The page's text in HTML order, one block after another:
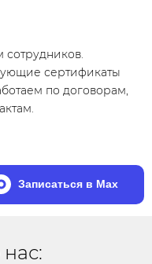
сертификаты
по договорам,
Записаться в Max